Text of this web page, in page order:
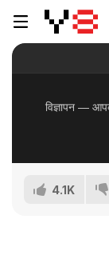
4.1K